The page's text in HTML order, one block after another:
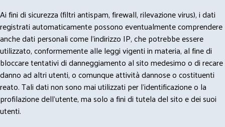
Ai fini di sicurezza (filtri antispam, firewall, rilevazione virus), i dati
registrati automaticamente possono eventualmente comprendere
anche dati personali come l'indirizzo IP, che potrebbe essere
utilizzato, conformemente alle leggi vigenti in materia, al fine di
bloccare tentativi di danneggiamento al sito medesimo o di recare
danno ad altri utenti, o comunque attività dannose o costituenti
reato. Tali dati non sono mai utilizzati per l'identificazione o la
profilazione dell'utente, ma solo a fini di tutela del sito e dei suoi
utenti.